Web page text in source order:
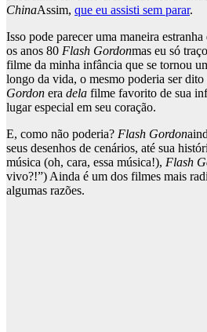
ChinaAssim, que eu assisti sem parar.
Isso pode parecer uma maneira
os anos 80 Flash Gordonmas eu só
filme da minha infância que se tornou
longo da vida, o mesmo poderia ser
Gordon era dela filme favorito de sua
lugar especial em seu coração.
E, como não poderia? Flash Gordon
seus desenhos de cenários, até sua
música (oh, cara, essa música!), Flash
vivo?!”) Ainda é um dos filmes mais
algumas razões.